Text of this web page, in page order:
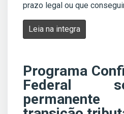
prazo legal ou que
Leia na integra
Programa
Federal